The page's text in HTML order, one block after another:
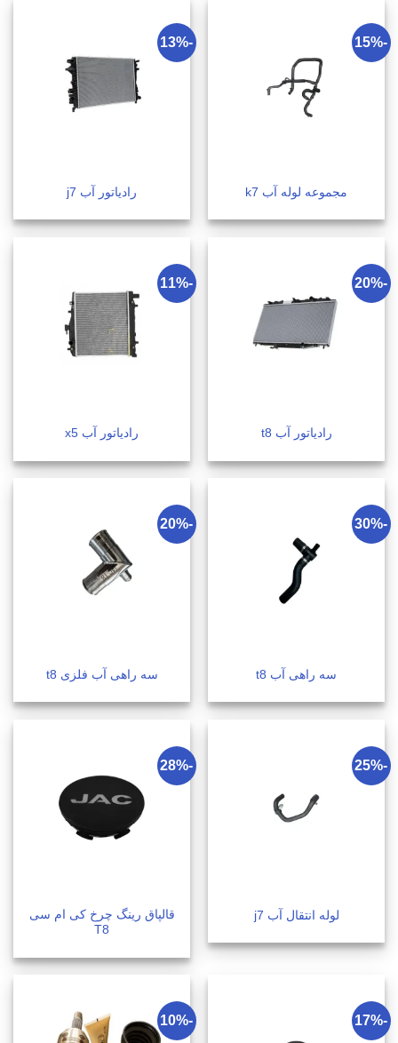
-15%
مجموعه لوله آب k7
-13%
رادیاتور آب j7
-20%
رادیاتور آب t8
-11%
رادیاتور آب x5
-30%
سه راهی آب t8
-20%
سه راهی آب فلزی t8
-25%
لوله انتقال آب j7
-28%
قالپاق رینگ چرخ کی ام سی
T8
-17%
-10%